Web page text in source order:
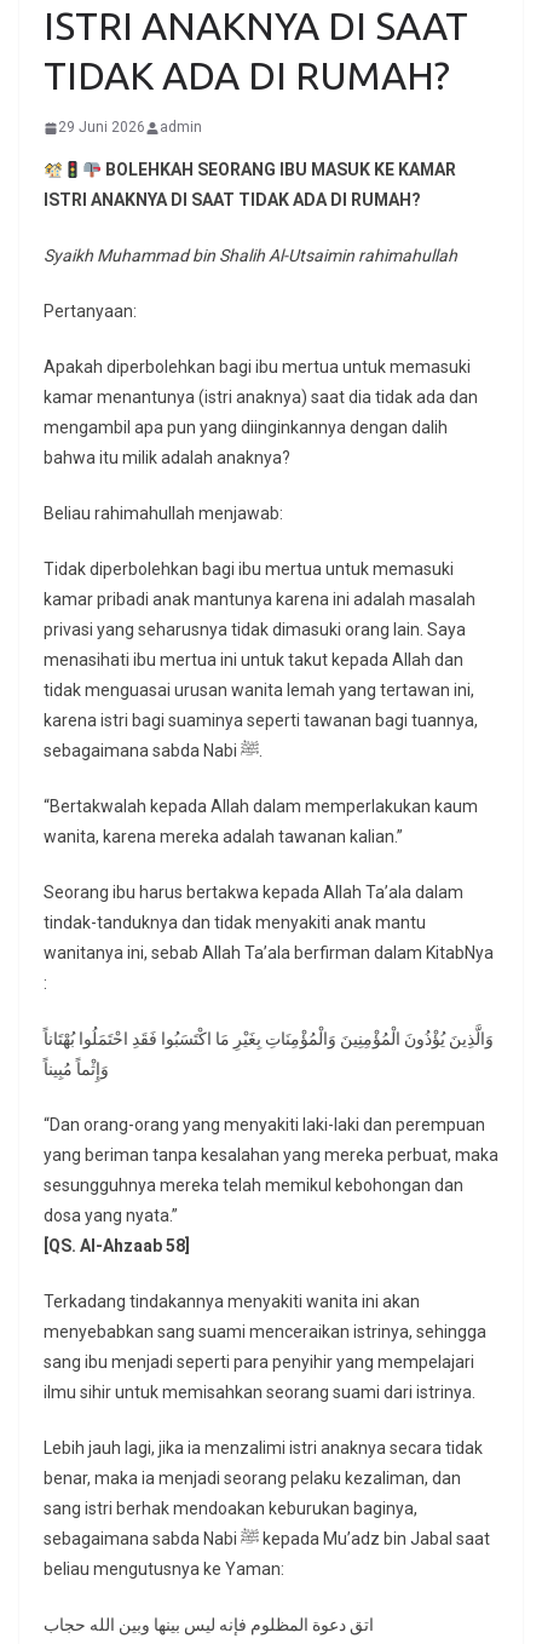
ISTRI ANAKNYA DI SAAT
TIDAK ADA DI RUMAH?
29 Juni 2026 admin
BOLEHKAH SEORANG IBU MASUK KE KAMAR
ISTRI ANAKNYA DI SAAT TIDAK ADA DI RUMAH?
Syaikh Muhammad bin Shalih Al-Utsaimin rahimahullah
Pertanyaan:
Apakah diperbolehkan bagi ibu mertua untuk memasuki
kamar menantunya (istri anaknya) saat dia tidak ada dan
mengambil apa pun yang diinginkannya dengan dalih
bahwa itu milik adalah anaknya?
Beliau rahimahullah menjawab:
Tidak diperbolehkan bagi ibu mertua untuk memasuki
kamar pribadi anak mantunya karena ini adalah masalah
privasi yang seharusnya tidak dimasuki orang lain. Saya
menasihati ibu mertua ini untuk takut kepada Allah dan
tidak menguasai urusan wanita lemah yang tertawan ini,
karena istri bagi suaminya seperti tawanan bagi tuannya,
sebagaimana sabda Nabi ﷺ.
“Bertakwalah kepada Allah dalam memperlakukan kaum
wanita, karena mereka adalah tawanan kalian.”
Seorang ibu harus bertakwa kepada Allah Ta’ala dalam
tindak-tanduknya dan tidak menyakiti anak mantu
wanitanya ini, sebab Allah Ta’ala berfirman dalam KitabNya
:
وَالَّذِينَ يُؤْذُونَ الْمُؤْمِنِينَ وَالْمُؤْمِنَاتِ بِغَيْرِ مَا اكْتَسَبُوا فَقَدِ احْتَمَلُوا بُهْتَاناً
وَإِثْماً مُبِيناً
“Dan orang-orang yang menyakiti laki-laki dan perempuan
yang beriman tanpa kesalahan yang mereka perbuat, maka
sesungguhnya mereka telah memikul kebohongan dan
dosa yang nyata.”
[QS. Al-Ahzaab 58]
Terkadang tindakannya menyakiti wanita ini akan
menyebabkan sang suami menceraikan istrinya, sehingga
sang ibu menjadi seperti para penyihir yang mempelajari
ilmu sihir untuk memisahkan seorang suami dari istrinya.
Lebih jauh lagi, jika ia menzalimi istri anaknya secara tidak
benar, maka ia menjadi seorang pelaku kezaliman, dan
sang istri berhak mendoakan keburukan baginya,
sebagaimana sabda Nabi ﷺ kepada Mu’adz bin Jabal saat
beliau mengutusnya ke Yaman:
اتق دعوة المظلوم فإنه ليس بينها وبين الله حجاب